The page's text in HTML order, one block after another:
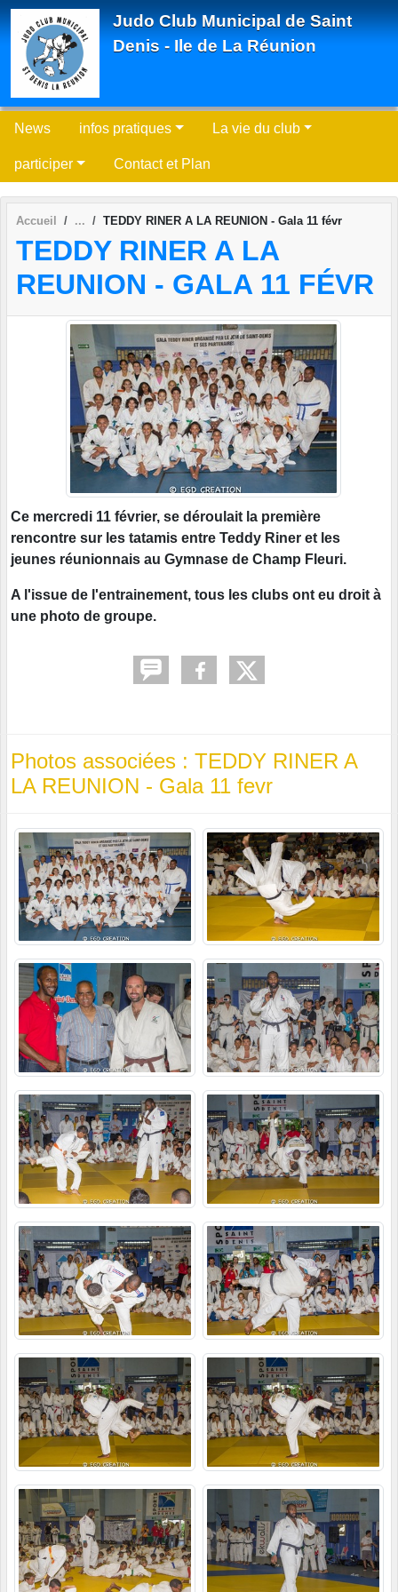
Judo Club Municipal de Saint
Denis - Ile de La Réunion
News infos pratiques La vie du club
participer Contact et Plan
Accueil TEDDY RINER A LA REUNION - Gala 11 févr
TEDDY RINER A LA
REUNION - GALA 11 FÉVR
Ce mercredi 11 février, se déroulait la première
rencontre sur les tatamis entre Teddy Riner et les
jeunes réunionnais au Gymnase de Champ Fleuri.
A l'issue de l'entrainement, tous les clubs ont eu droit à
une photo de groupe.
Photos associées : TEDDY RINER A
LA REUNION - Gala 11 fevr
Panneau de gestion des cookies